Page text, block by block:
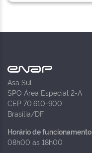
Asa Sul
SPO Área Especial 2-A
CEP 70.610-900
Brasília/DF
Horário de funcionamento
08h00 às 18h00